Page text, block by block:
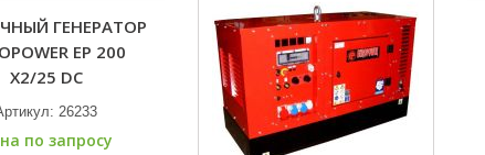
ГЕНЕРАТОР
EP 200
X2/25 DC
26233
по запросу